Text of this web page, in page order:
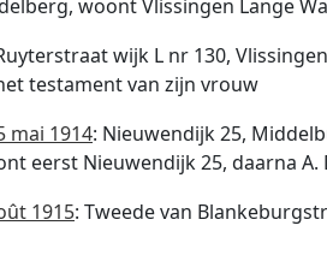
woont Vlissingen Lange
wijk L nr 130,
testament van zijn vrouw
mai 1914: Nieuwendijk 25,
eerst Nieuwendijk 25, daarna A.
1915: Tweede van